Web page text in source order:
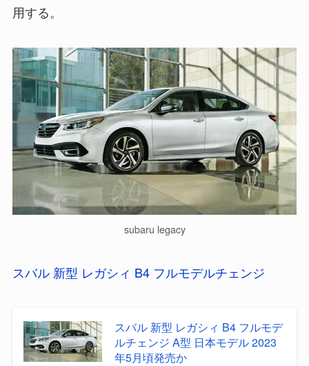
用する。
subaru legacy
スバル 新型 レガシィ B4 フルモデルチェンジ
スバル 新型 レガシィ B4 フルモデ
ルチェンジ A型 日本モデル 2023
年5月頃発売か